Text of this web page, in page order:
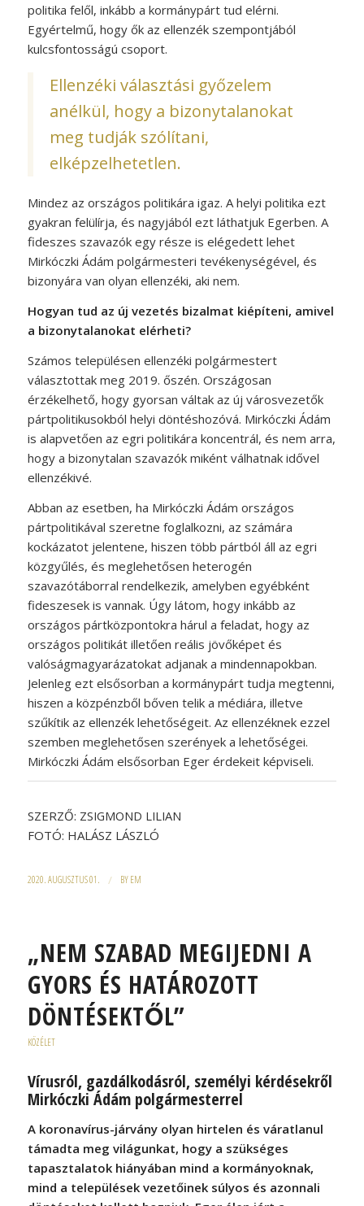
politika felől, inkább a kormánypárt tud elérni.
Egyértelmű, hogy ők az ellenzék szempontjából
kulcsfontosságú csoport.
Ellenzéki választási győzelem
anélkül, hogy a bizonytalanokat
meg tudják szólítani,
elképzelhetetlen.
Mindez az országos politikára igaz. A helyi politika ezt
gyakran felülírja, és nagyjából ezt láthatjuk Egerben. A
fideszes szavazók egy része is elégedett lehet
Mirkóczki Ádám polgármesteri tevékenységével, és
bizonyára van olyan ellenzéki, aki nem.
Hogyan tud az új vezetés bizalmat kiépíteni, amivel
a bizonytalanokat elérheti?
Számos településen ellenzéki polgármestert
választottak meg 2019. őszén. Országosan
érzékelhető, hogy gyorsan váltak az új városvezetők
párt­politikusokból helyi döntéshozóvá. Mirkóczki Ádám
is alapvetően az egri politikára koncentrál, és nem arra,
hogy a bizonytalan szavazók miként válhatnak idővel
ellenzékivé.
Abban az esetben, ha Mirkóczki Ádám országos
pártpolitikával szeretne foglalkozni, az számára
kockázatot jelentene, hiszen több pártból áll az egri
közgyűlés, és meglehetősen heterogén
szavazótáborral rendelkezik, amelyben egyébként
fideszesek is vannak. Úgy látom, hogy inkább az
országos pártközpontokra hárul a feladat, hogy az
országos politikát illetően reális jövőképet és
valóságmagyarázatokat adjanak a mindennapokban.
Jelenleg ezt elsősorban a kormánypárt tudja megtenni,
hiszen a közpénzből bőven telik a médiára, illetve
szűkítik az ellenzék lehetőségeit. Az ellenzéknek ezzel
szemben meglehetősen szerények a lehetőségei.
Mirkóczki Ádám elsősorban Eger érdekeit képviseli.
SZERZŐ: ZSIGMOND LILIAN
FOTÓ: HALÁSZ LÁSZLÓ
2020. AUGUSZTUS 01. / BYEM
„NEM SZABAD MEGIJEDNI A
GYORS ÉS HATÁROZOTT
DÖNTÉSEKTŐL”
KÖZÉLET
Vírusról, gazdálkodásról, személyi kérdésekről
Mirkóczki Ádám polgármesterrel
A koronavírus-járvány olyan hirtelen és váratlanul
támadta meg világunkat, hogy a szükséges
tapasztalatok hiányában mind a kormányoknak,
mind a települések vezetőinek súlyos és azonnali